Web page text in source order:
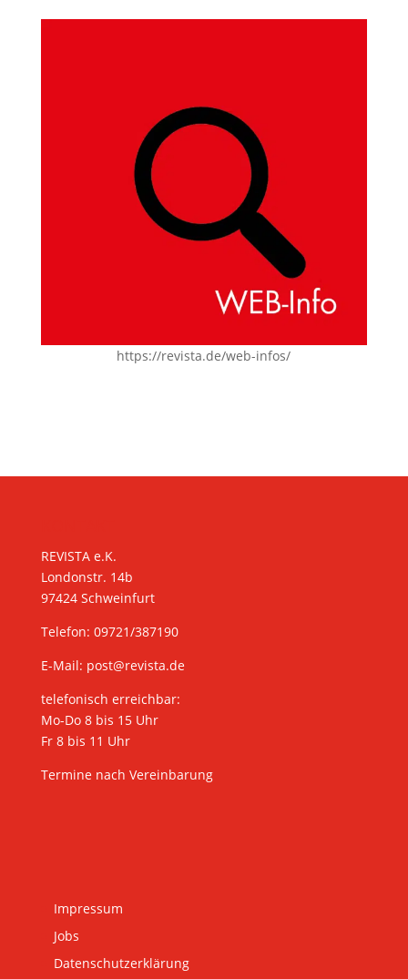
https://revista.de/web-infos/
REVISTA e.K.
Londonstr. 14b
97424 Schweinfurt
Telefon: 09721/387190
E-Mail: post@revista.de
telefonisch erreichbar:
Mo-Do 8 bis 15 Uhr
Fr 8 bis 11 Uhr
Termine nach Vereinbarung
Impressum
Jobs
Datenschutzerklärung